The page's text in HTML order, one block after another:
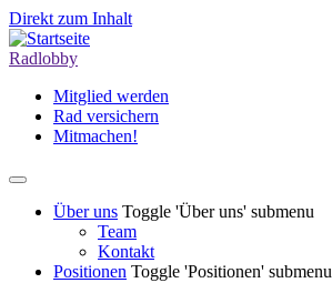
Direkt zum Inhalt
Radlobby
Mitglied werden
Rad versichern
Mitmachen!
Über uns Toggle 'Über uns' submenu
Team
Kontakt
Positionen Toggle 'Positionen' submenu